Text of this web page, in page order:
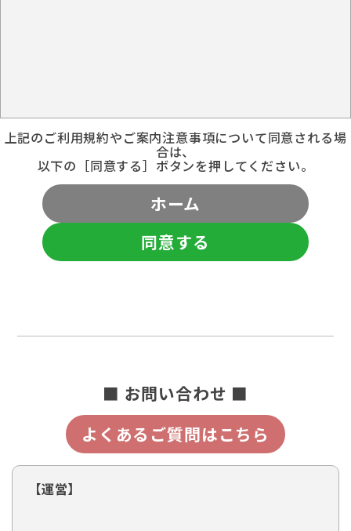
上記のご利用規約やご案内注意事項について同意される場
合は、
以下の［同意する］ボタンを押してください。
ホーム
同意する
■ お問い合わせ ■
よくあるご質問はこちら
【運営】